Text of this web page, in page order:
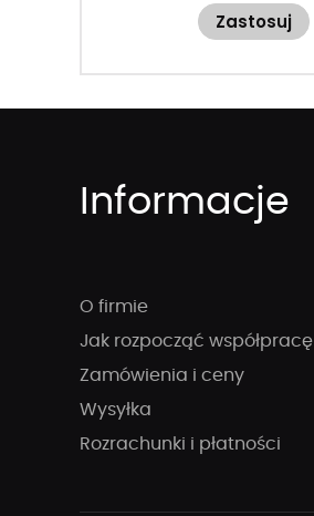
Zastosuj
Informacje
O firmie
Jak rozpocząć współpracę
Zamówienia i ceny
Wysyłka
Rozrachunki i płatności